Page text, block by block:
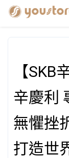
【
辛慶利
無懼挫
打造世